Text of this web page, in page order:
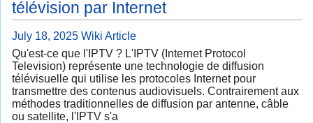
télévision par Internet
July 18, 2025 Wiki Article
Qu'est-ce que l'IPTV ? L'IPTV (Internet Protocol
Television) représente une technologie de diffusion
télévisuelle qui utilise les protocoles Internet pour
transmettre des contenus audiovisuels. Contrairement aux
méthodes traditionnelles de diffusion par antenne, câble
ou satellite, l'IPTV s'a